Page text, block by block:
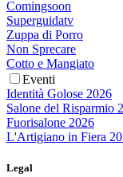
Comingsoon
Superguidatv
Zuppa di Porro
Non Sprecare
Cotto e Mangiato
Eventi
Identità Golose 2026
Salone del Risparmio
Fuorisalone 2026
L'Artigiano in Fiera
Legal